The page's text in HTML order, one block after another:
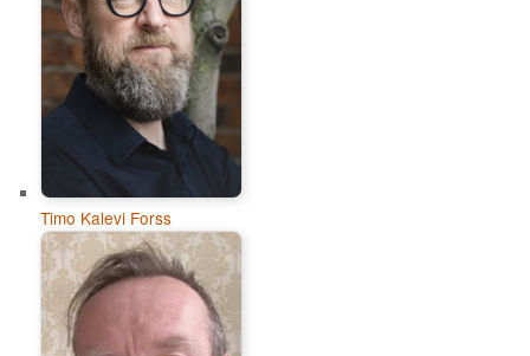
Timo Kalevi Forss